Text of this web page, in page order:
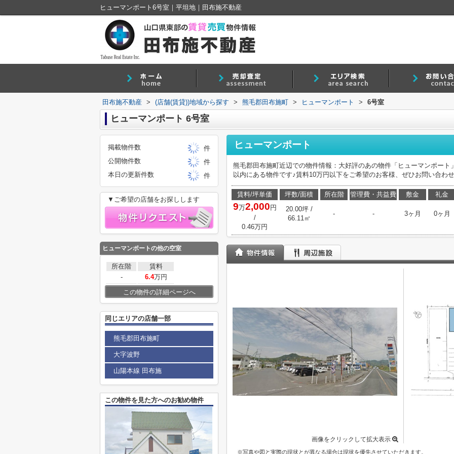
ヒューマンポート6号室｜平坦地｜田布施不動産
田布施不動産 > (店舗(賃貸))地域から探す > 熊毛郡田布施町 > ヒューマンポート > 6号室
ヒューマンポート 6号室
ヒューマンポート
熊毛郡田布施町近辺での物件情報：大好評のあの物件「ヒューマンポー
以内にある物件です♪賃料10万円以下をご希望のお客様、ぜひお問い合わ
賃料/坪単価
9万2,000 円
/
0.46万円
坪数/面積
20.00坪 /
66.11㎡
所在階
-
管理費・共益費
-
敷金
3ヶ月
礼金
0ヶ月
画像をクリックして拡大表示
※写真や図と実際の現状とが異なる場合は現状を優先させていただきます。
掲載物件数
件
公開物件数
件
本日の更新件数
件
▼ご希望の店舗をお探しします
ヒューマンポートの他の空室
所在階
賃料
-
6.4万円
この物件の詳細ページへ
同じエリアの店舗一部
熊毛郡田布施町
大字波野
山陽本線 田布施
この物件を見た方へのお勧め物件